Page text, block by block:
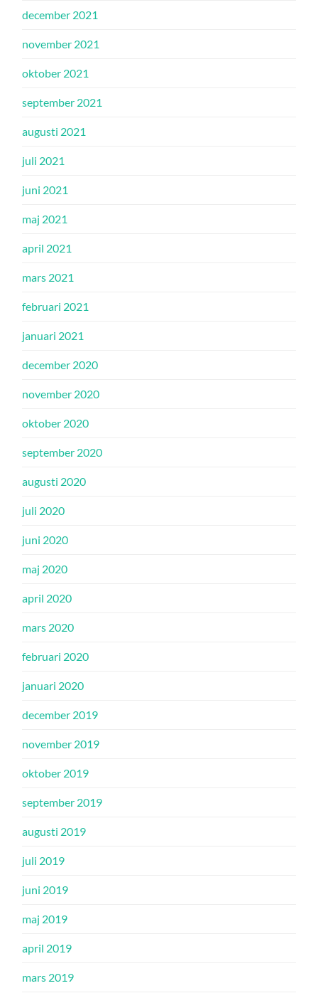
december 2021
november 2021
oktober 2021
september 2021
augusti 2021
juli 2021
juni 2021
maj 2021
april 2021
mars 2021
februari 2021
januari 2021
december 2020
november 2020
oktober 2020
september 2020
augusti 2020
juli 2020
juni 2020
maj 2020
april 2020
mars 2020
februari 2020
januari 2020
december 2019
november 2019
oktober 2019
september 2019
augusti 2019
juli 2019
juni 2019
maj 2019
april 2019
mars 2019